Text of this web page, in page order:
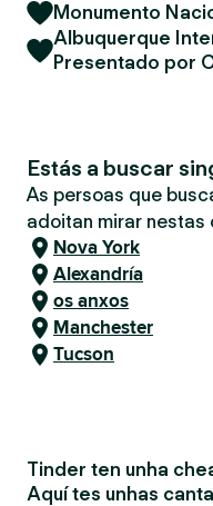
Monumento
Albuquerque
Presentado por
Estás a buscar
As persoas que
adoitan mirar nestas
Nova York
Alexandría
os anxos
Manchester
Tucson
Tinder ten unha
Aquí tes unhas